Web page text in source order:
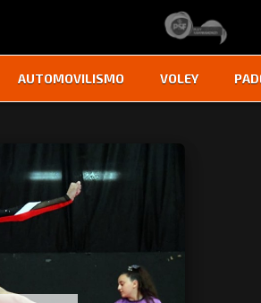
AUTOMOVILISMO VOLEY